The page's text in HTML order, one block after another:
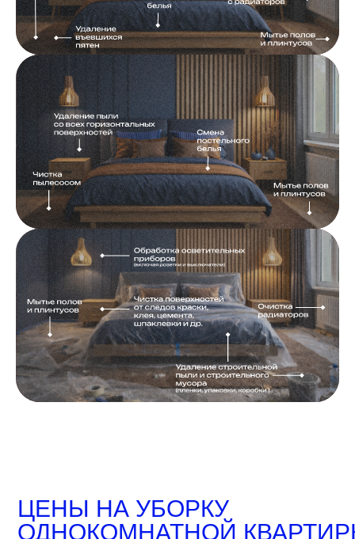
ЦЕНЫ НА УБОРКУ
ОДНОКОМНАТНОЙ